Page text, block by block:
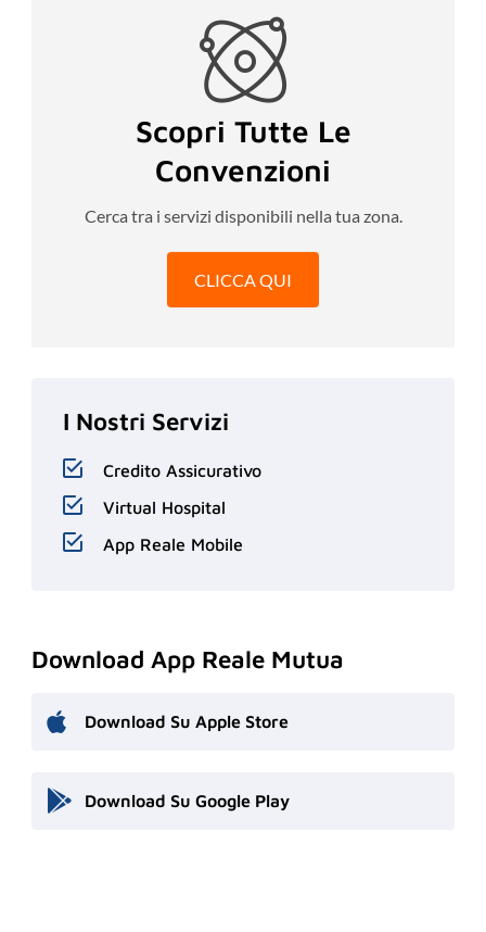
Scopri Tutte Le
Convenzioni
Cerca tra i servizi disponibili nella tua zona.
CLICCA QUI
I Nostri Servizi
Credito Assicurativo
Virtual Hospital
App Reale Mobile
Download App Reale Mutua
Download Su Apple Store
Download Su Google Play